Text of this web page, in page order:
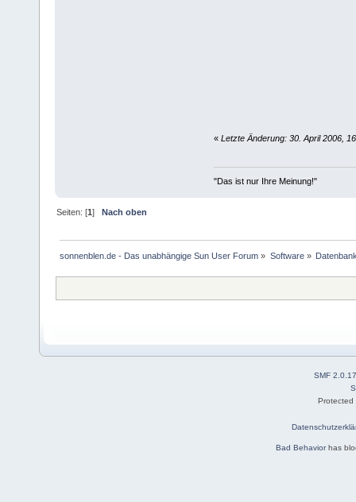
« Letzte Änderung: 30. April 2006,
"Das ist nur Ihre Meinung!"
Seiten: [1]Nach oben
sonnenblen.de - Das unabhängige Sun User Forum » Software»
SMF 2.0.17
Bad Behaviorhas